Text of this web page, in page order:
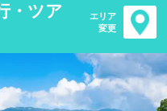
・ツア
エリア
変更